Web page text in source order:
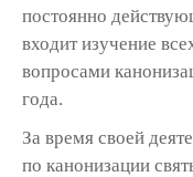
постоянно
входит изучение
вопросами
года.
За время своей
по канонизации